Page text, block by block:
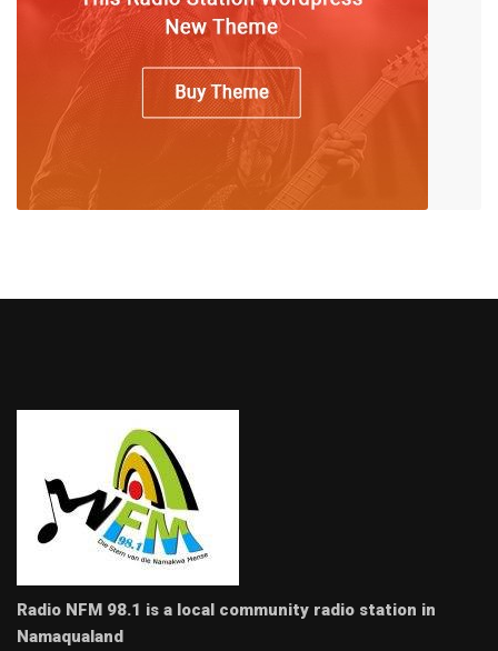
Radio NFM 98.1 is a local community radio station in
Namaqualand